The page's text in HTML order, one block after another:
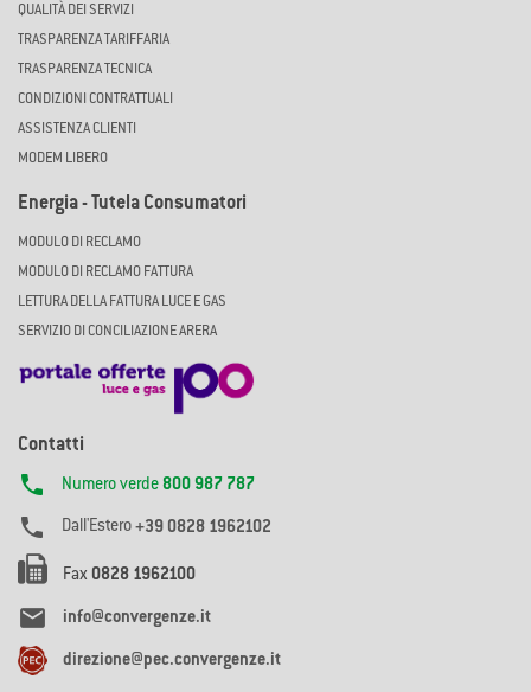
QUALITÀ DEI SERVIZI
TRASPARENZA TARIFFARIA
TRASPARENZA TECNICA
CONDIZIONI CONTRATTUALI
ASSISTENZA CLIENTI
MODEM LIBERO
Energia - Tutela Consumatori
MODULO DI RECLAMO
MODULO DI RECLAMO FATTURA
LETTURA DELLA FATTURA LUCE E GAS
SERVIZIO DI CONCILIAZIONE ARERA
Contatti
 Numero verde 800 987 787
 Dall'Estero +39 0828 1962102
Fax 0828 1962100
 info@convergenze.it
direzione@pec.convergenze.it